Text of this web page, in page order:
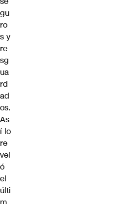
gu
ro
s y
re
sg
ua
rd
ad
os.
As
í lo
re
vel
ó
el
últi